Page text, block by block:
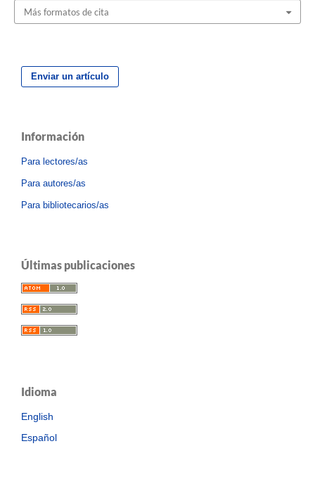
Más formatos de cita
Enviar un artículo
Información
Para lectores/as
Para autores/as
Para bibliotecarios/as
Últimas publicaciones
Idioma
English
Español